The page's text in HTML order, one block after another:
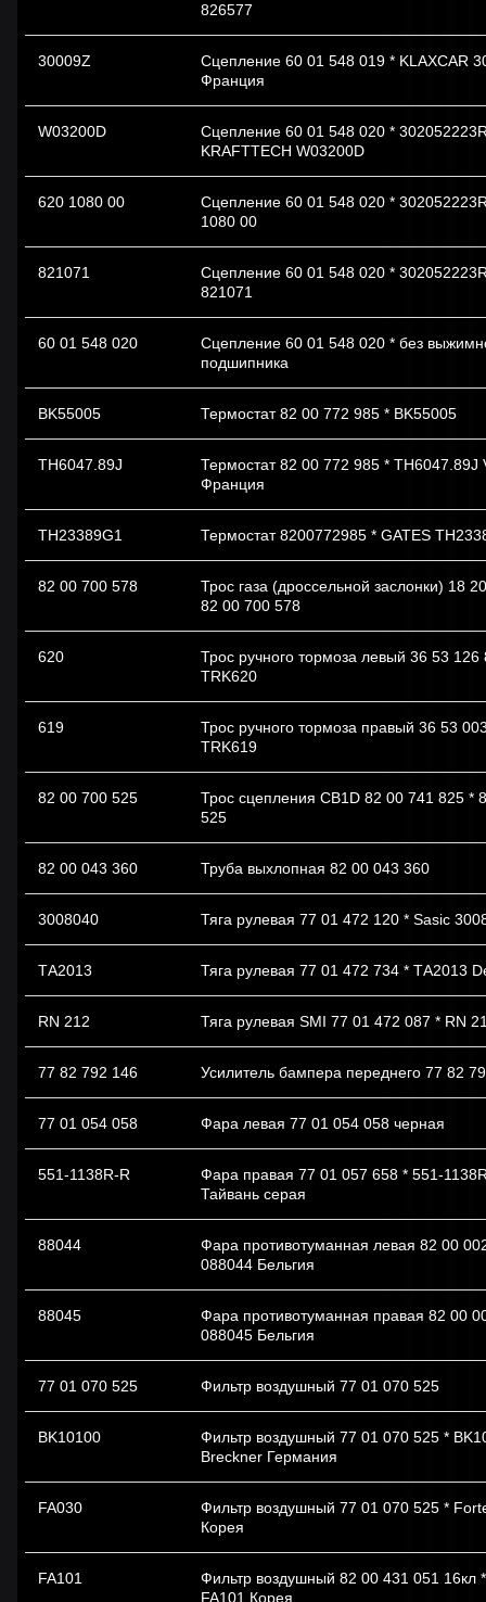
826577
30009Z
Сцепление 60 01 548 019 * KLAXCAR
Франция
W03200D
Сцепление 60 01 548 020 *
KRAFTTECH W03200D
620 1080 00
Сцепление 60 01 548 020 *
1080 00
821071
Сцепление 60 01 548 020 *
821071
60 01 548 020
Сцепление 60 01 548 020 * без
подшипника
BK55005 Термостат 82 00 772 985 * BK55005
TH6047.89J
Термостат 82 00 772 985 * TH6047.89J
Франция
ТН23389G1 Термостат 8200772985 * GATES
82 00 700 578
Трос газа (дроссельной заслонки) 18
82 00 700 578
620
Трос ручного тормоза левый 36 53 126
TRK620
619
Трос ручного тормоза правый 36 53
TRK619
82 00 700 525
Трос сцепления CB1D 82 00 741 825 *
525
82 00 043 360 Труба выхлопная 82 00 043 360
3008040 Тяга рулевая 77 01 472 120 * Sasic
ТА2013 Тяга рулевая 77 01 472 734 * ТА2013
RN 212 Тяга рулевая SMI 77 01 472 087 * RN
77 82 792 146 Усилитель бампера переднего 77 82
77 01 054 058 Фара левая 77 01 054 058 черная
551-1138R-R
Фара правая 77 01 057 658 * 551-
Тайвань серая
88044
Фара противотуманная левая 82 00
088044 Бельгия
88045
Фара противотуманная правая 82 00
088045 Бельгия
77 01 070 525 Фильтр воздушный 77 01 070 525
BK10100
Фильтр воздушный 77 01 070 525 *
Breckner Германия
FA030
Фильтр воздушный 77 01 070 525 *
Корея
FA101
Фильтр воздушный 82 00 431 051 16кл
FA101 Корея